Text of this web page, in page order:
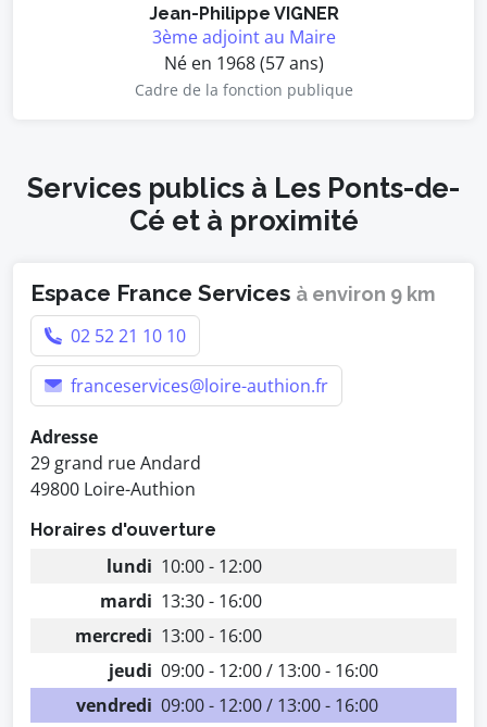
Jean-Philippe VIGNER
3ème adjoint au Maire
Né en 1968 (57 ans)
Cadre de la fonction publique
Services publics à Les Ponts-de-
Cé et à proximité
Espace France Services à environ 9 km
02 52 21 10 10
franceservices@loire-authion.fr
Adresse
29 grand rue Andard
49800 Loire-Authion
Horaires d'ouverture
lundi 10:00 - 12:00
mardi 13:30 - 16:00
mercredi 13:00 - 16:00
jeudi 09:00 - 12:00 / 13:00 - 16:00
vendredi 09:00 - 12:00 / 13:00 - 16:00